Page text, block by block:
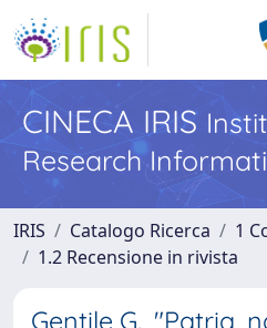
CINECA IRIS
Research
IRIS Catalogo Ricerca
1
1.2 Recensione in rivista
Gentile G., "Patria,